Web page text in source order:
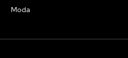
Moda